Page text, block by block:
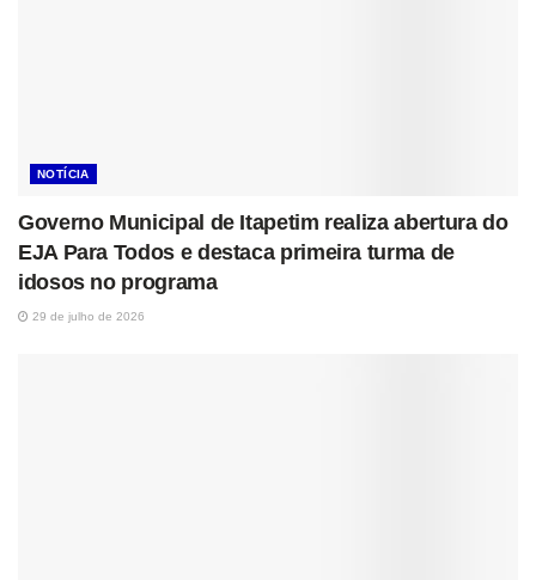
NOTÍCIA
Governo Municipal de Itapetim realiza abertura do
EJA Para Todos e destaca primeira turma de
idosos no programa
29 de julho de 2026